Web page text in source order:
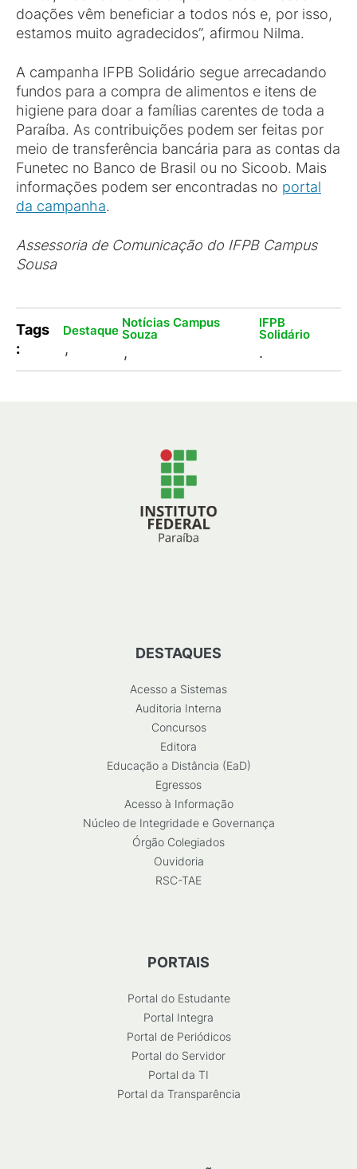
doações vêm beneficiar a todos nós e, por isso,
estamos muito agradecidos”, afirmou Nilma.
A campanha IFPB Solidário segue arrecadando
fundos para a compra de alimentos e itens de
higiene para doar a famílias carentes de toda a
Paraíba. As contribuições podem ser feitas por
meio de transferência bancária para as contas da
Funetec no Banco de Brasil ou no Sicoob. Mais
informações podem ser encontradas no portal
da campanha.
Assessoria de Comunicação do IFPB Campus
Sousa
Tags
:
Destaque
,
Notícias Campus
Souza
,
IFPB
Solidário
.
DESTAQUES
Acesso a Sistemas
Auditoria Interna
Concursos
Editora
Educação a Distância (EaD)
Egressos
Acesso à Informação
Núcleo de Integridade e Governança
Órgão Colegiados
Ouvidoria
RSC-TAE
PORTAIS
Portal do Estudante
Portal Integra
Portal de Periódicos
Portal do Servidor
Portal da TI
Portal da Transparência